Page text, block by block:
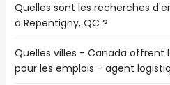
Laval
Longueuil
Saint-Laurent
Mascouche
Les 10 villes proches de
d'offres d'emploi sont :
Laval
Longueuil
Quelles sont les recherches
à Repentigny, QC ?
Les 10 recherches d'emploi les
Repentigny, QC sont :
Quelles villes - Canada offrent
pour les emplois - agent